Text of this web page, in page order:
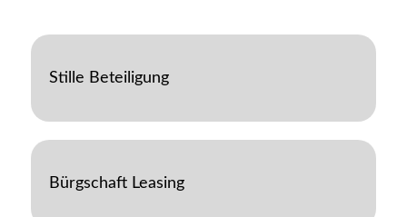
Stille Beteiligung
Bürgschaft Leasing